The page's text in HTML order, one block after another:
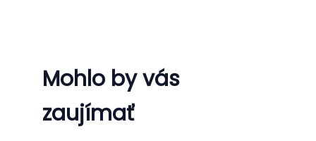
Mohlo by vás
zaujímať